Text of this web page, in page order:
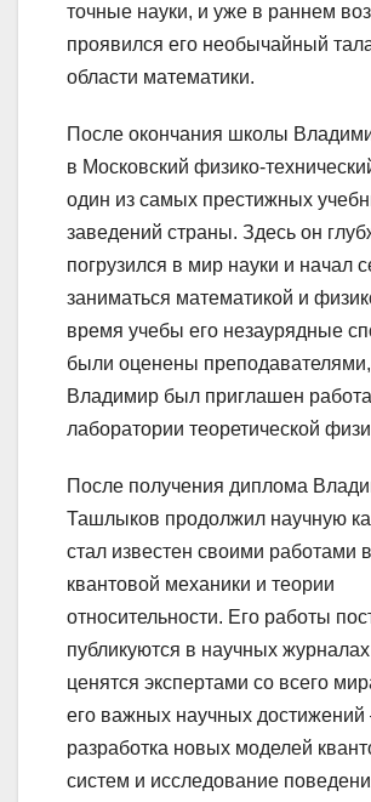
точные науки, и уже в раннем
проявился его необычайный
области математики.
После окончания школы
в Московский физико-
один из самых престижных
заведений страны. Здесь он
погрузился в мир науки и начал
заниматься математикой и
время учебы его незаурядные
были оценены
Владимир был приглашен
лаборатории теоретической
После получения диплома
Ташлыков продолжил научную
стал известен своими работами
квантовой механики и теории
относительности. Его работы
публикуются в научных
ценятся экспертами со всего
его важных научных
разработка новых моделей
систем и исследование